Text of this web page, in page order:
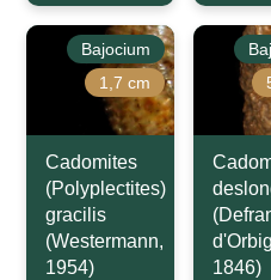
Bajocium
1,7 cm
Cadomites
(Polyplectites)
gracilis
(Westermann,
1954)
1846)